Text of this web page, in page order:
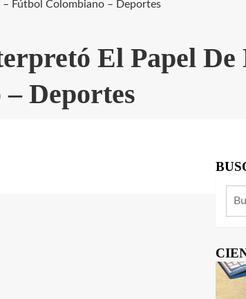
Fútbol Colombiano – Deportes
El Papel De
Deportes